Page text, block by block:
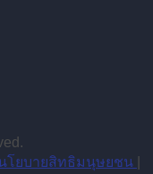
โยบายสิทธิมนุษยชน